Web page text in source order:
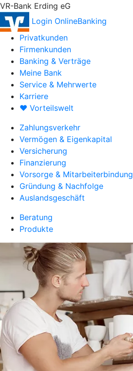
VR-Bank Erding eG
Login OnlineBanking
Privatkunden
Firmenkunden
Banking & Verträge
Meine Bank
Service & Mehrwerte
Karriere
♥ Vorteilswelt
Zahlungsverkehr
Vermögen & Eigenkapital
Versicherung
Finanzierung
Vorsorge & Mitarbeiterbindung
Gründung & Nachfolge
Auslandsgeschäft
Beratung
Produkte